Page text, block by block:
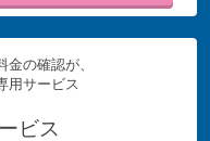
の確認が、
用サービス
ビス